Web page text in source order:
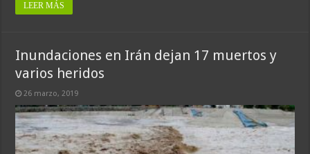
LEER MÁS
Inundaciones en Irán dejan 17 muertos y
varios heridos
26 marzo, 2019